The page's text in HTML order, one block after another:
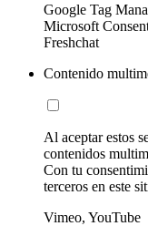
Google Tag
Microsoft
Freshchat
Contenido
Al aceptar estos
contenidos
Con tu
terceros en este
Vimeo, YouTube